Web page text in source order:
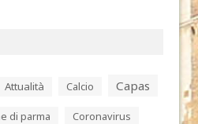
Attualità Calcio Capas
di parma Coronavirus